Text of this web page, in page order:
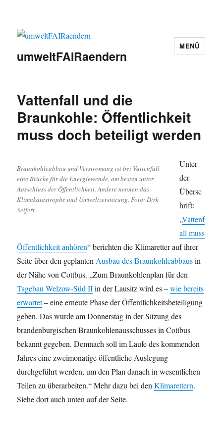
umweltFAIRaendern
MENÜ
Vattenfall und die
Braunkohle: Öffentlichkeit
muss doch beteiligt werden
Braunkohleabbau und Verstromung ist bei Vattenfall
eine Brücke für die Energiewende, am besten unter
Ausschluss der Öffentlichkeit. Andere nennen das
Klimakatastrophe und Umweltzerstörung. Foto: Dirk
Seifert
Unter
der
Übersc
hrift:
„Vattenf
all muss
Öffentlichkeit anhören“ berichten die Klimaretter auf ihrer
Seite über den geplantenAusbau des Braunkohleabbausin
der Nähe von Cottbus. „Zum Braunkohlenplan für den
Tagebau Welzow-Süd IIin der Lausitz wird es –wie bereits
erwartet– eine erneute Phase der Öffentlichkeitsbeteiligung
geben. Das wurde am Donnerstag in der Sitzung des
brandenburgischen Braunkohlenausschusses in Cottbus
bekannt gegeben. Demnach soll im Laufe des kommenden
Jahres eine zweimonatige öffentliche Auslegung
durchgeführt werden, um den Plan danach in wesentlichen
Teilen zu überarbeiten.“ Mehr dazu bei denKlimarettern.
Siehe dort auch unten auf der Seite.